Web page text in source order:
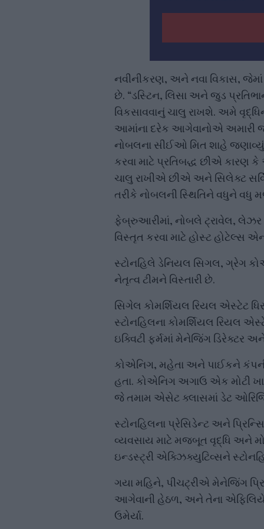
નવીનીકરણ, અને નવા વિકાસ,
છે. “ડસ્ટિન, લિસા અને જુડ
વિકસાવવાનું ચાલુ રાખશે. અમે
આમાંના દરેક આગેવાનોએ અમારી
નોબલના સીઈઓ મિત શાહે જણાવ્યું
કરવા માટે પ્રતિબદ્ધ છીએ કારણ
ચાલુ રાખીએ છીએ અને સિલેક્ટ
તરીકે નોબલની સ્થિતિને વધુને વધુ
ફેબ્રુઆરીમાં, નોબલે ટ્રાવેલ, લેઝર
વિસ્તૃત કરવા માટે હોસ્ટ હોટેલ્સ
સ્ટોનહિલે ડેનિયલ સિગલ, ગ્રેગ
નેતૃત્વ ટીમને વિસ્તારી છે.
સિગેલ કોમર્શિયલ રિયલ એસ્ટેટ
સ્ટોનહિલના કોમર્શિયલ રિયલ
ઇક્વિટી ફર્મમાં મેનેજિંગ ડિરેક્ટર
કોએનિગ, મહેતા અને પાઈકને
હતા. કોએનિગ અગાઉ એક મોટી
જે તમામ એસેટ ક્લાસમાં ડેટ
સ્ટોનહિલના પ્રેસિડેન્ટ અને
વ્યવસાય માટે મજબૂત વૃદ્ધિ અને
ઇન્ડસ્ટ્રી એક્ઝિક્યુટિવ્સને
ગયા મહિને, પીચટ્રીએ મેનેજિંગ
આગેવાની હેઠળ, અને તેના
ઉમેર્યા.